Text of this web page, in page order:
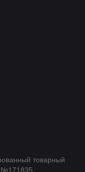
товарный
№171835